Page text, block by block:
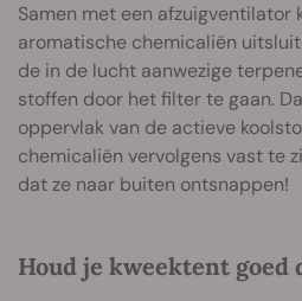
Samen met een afzuigventilator
aromatische chemicaliën
de in de lucht aanwezige
stoffen door het filter te gaan.
oppervlak van de actieve
chemicaliën vervolgens vast te
dat ze naar buiten ontsnappen!
Houd je kweektent goed